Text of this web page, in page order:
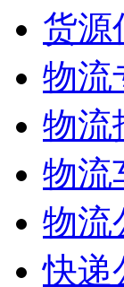
货源
物流
物流
物流
物流
快递